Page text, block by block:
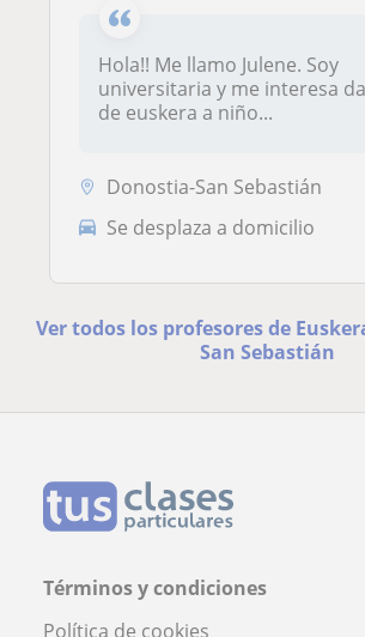
Hola!! Me llamo Julene. Soy
universitaria y me interesa
de euskera a niño...
Donostia-San Sebastián
Se desplaza a domicilio
Ver todos los profesores de
San Sebastián
Términos y condiciones
Política de cookies